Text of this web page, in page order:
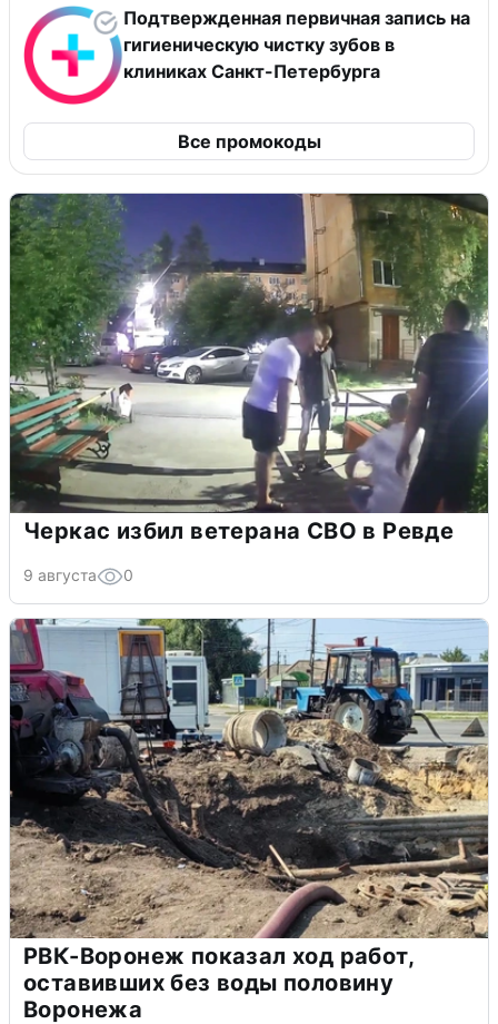
Подтвержденная первичная запись на
гигиеническую чистку зубов в
клиниках Санкт-Петербурга
Все промокоды
Черкас избил ветерана СВО в Ревде
9 августа 0
РВК-Воронеж показал ход работ,
оставивших без воды половину
Воронежа